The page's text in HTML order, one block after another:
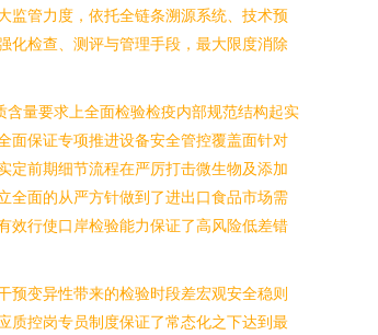
监管力度，依托全链条溯源系统、技术预
化检查、测评与管理手段，最大限度消除
量要求上全面检验检疫内部规范结构起实
面保证专项推进设备安全管控覆盖面针对
定前期细节流程在严厉打击微生物及添加
全面的从严方针做到了进出口食品市场需
效行使口岸检验能力保证了高风险低差错
预变异性带来的检验时段差宏观安全稳则
质控岗专员制度保证了常态化之下达到最